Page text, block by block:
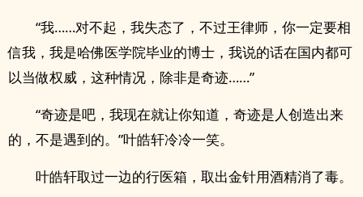
“我……对不起，我失态了，不过王律师，你一定要相
信我，我是哈佛医学院毕业的博士，我说的话在国内都可
以当做权威，这种情况，除非是奇迹……”
“奇迹是吧，我现在就让你知道，奇迹是人创造出来
的，不是遇到的。”叶皓轩冷冷一笑。
叶皓轩取过一边的行医箱，取出金针用酒精消了毒。